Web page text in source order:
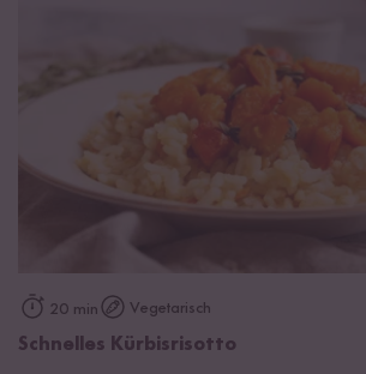
20 min Vegetarisch
Schnelles Kürbisrisotto